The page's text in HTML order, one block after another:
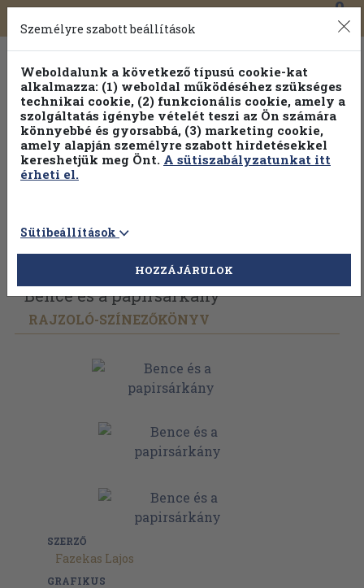
Toggle
navigation
0
Válogasson több mint 1.000.000 kiadványunk közül
100% kedvezménnyel!
Vissza az előző oldalra Válasszon példányt
Bence és a papirsárkány
RAJZOLÓ-SZÍNEZŐKÖNYV
SZERZŐ
Fazekas Lajos
GRAFIKUS
Személyre szabott beállítások
Weboldalunk a következő típusú cookie-kat
alkalmazza: (1) weboldal működéséhez szükséges
technikai cookie, (2) funkcionális cookie, amely a
szolgáltatás igénybe vételét teszi az Ön számára
könnyebbé és gyorsabbá, (3) marketing cookie,
amely alapján személyre szabott hirdetésekkel
kereshetjük meg Önt. A sütiszabályzatunkat itt
érheti el.
Sütibeállítások
HOZZÁJÁRULOK